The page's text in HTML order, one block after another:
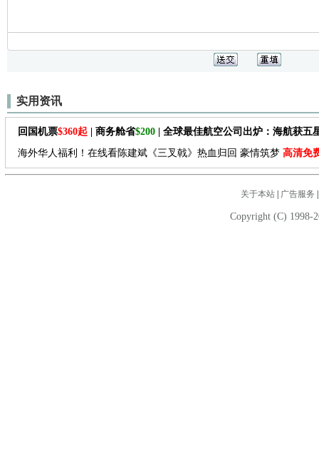
实用资讯
回国机票$360起 | 商务舱省$200 | 全球最佳航空公司出炉：海航获五
海外华人福利！在线看陈建斌《三叉戟》热血归回 豪情筑梦 高清免
关于本站| 广告服务
Copyright (C) 1998-